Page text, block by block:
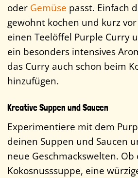
oder Gemüse passt. Einfach
gewohnt kochen und kurz
einen Teelöffel Purple Curry
ein besonders intensives
das Curry auch schon beim
hinzufügen.
Kreative Suppen und Saucen
Experimentiere mit dem
deinen Suppen und Saucen
neue Geschmackswelten.
Kokosnusssuppe, eine